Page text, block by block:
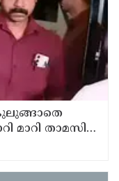
മാറി താമസിച്ച്